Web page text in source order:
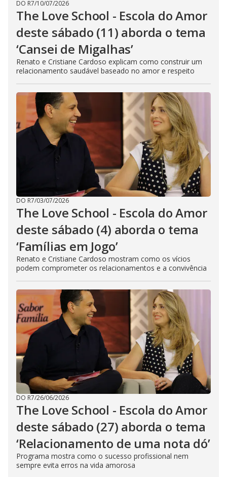
DO R7/10/07/2026
The Love School - Escola do Amor
deste sábado (11) aborda o tema
‘Cansei de Migalhas’
Renato e Cristiane Cardoso explicam como construir um
relacionamento saudável baseado no amor e respeito
DO R7/03/07/2026
The Love School - Escola do Amor
deste sábado (4) aborda o tema
‘Famílias em Jogo’
Renato e Cristiane Cardoso mostram como os vícios
podem comprometer os relacionamentos e a convivência
DO R7/26/06/2026
The Love School - Escola do Amor
deste sábado (27) aborda o tema
‘Relacionamento de uma nota dó’
Programa mostra como o sucesso profissional nem
sempre evita erros na vida amorosa